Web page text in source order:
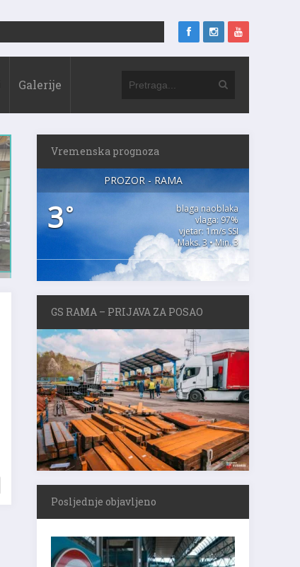
Galerije
Vremenska prognoza
PROZOR - RAMA
3°
blaga naoblaka
vlaga: 97%
vjetar: 1m/s SSI
Maks. 3 • Min. 3
GS RAMA – PRIJAVA ZA POSAO
Posljednje objavljeno